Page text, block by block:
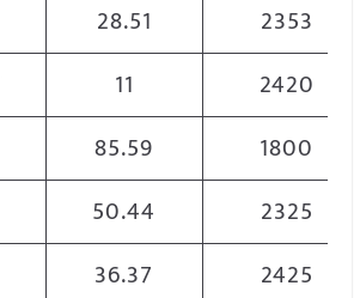
28.51
2353
11
2420
85.59
1800
50.44
2325
36.37
2425